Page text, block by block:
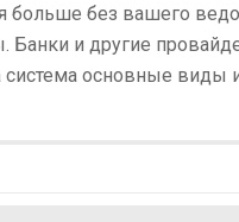
без вашего
и другие
основные виды